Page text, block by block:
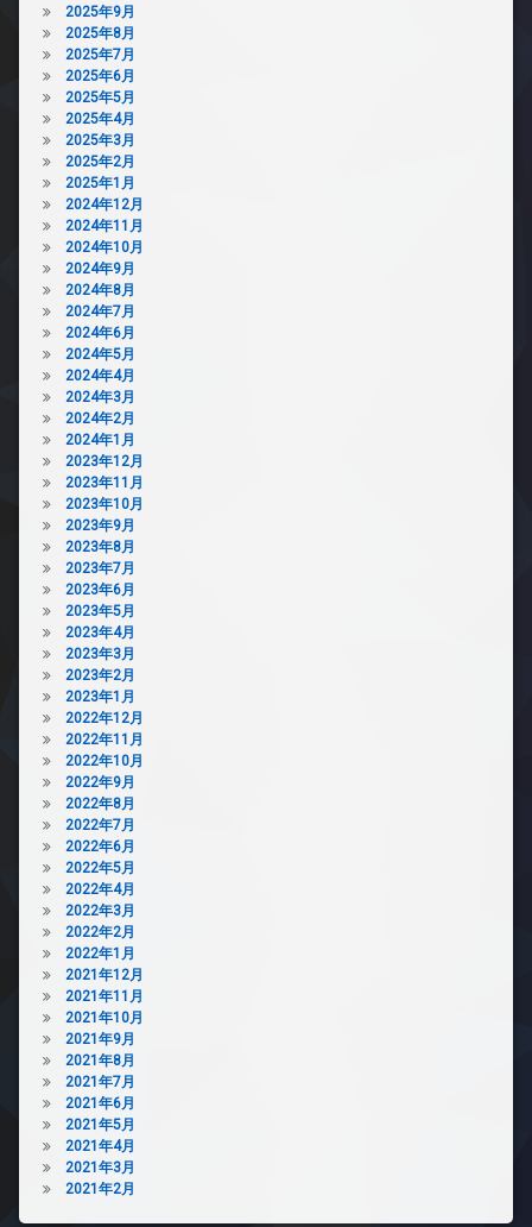
2025年9月
2025年8月
2025年7月
2025年6月
2025年5月
2025年4月
2025年3月
2025年2月
2025年1月
2024年12月
2024年11月
2024年10月
2024年9月
2024年8月
2024年7月
2024年6月
2024年5月
2024年4月
2024年3月
2024年2月
2024年1月
2023年12月
2023年11月
2023年10月
2023年9月
2023年8月
2023年7月
2023年6月
2023年5月
2023年4月
2023年3月
2023年2月
2023年1月
2022年12月
2022年11月
2022年10月
2022年9月
2022年8月
2022年7月
2022年6月
2022年5月
2022年4月
2022年3月
2022年2月
2022年1月
2021年12月
2021年11月
2021年10月
2021年9月
2021年8月
2021年7月
2021年6月
2021年5月
2021年4月
2021年3月
2021年2月